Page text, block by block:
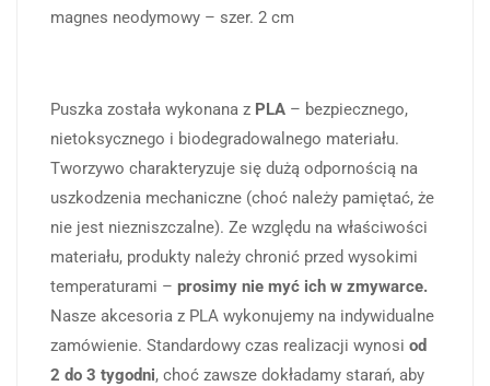
magnes neodymowy – szer. 2 cm
Puszka została wykonana z PLA – bezpiecznego,
nietoksycznego i biodegradowalnego materiału.
Tworzywo charakteryzuje się dużą odpornością na
uszkodzenia mechaniczne (choć należy pamiętać, że
nie jest niezniszczalne). Ze względu na właściwości
materiału, produkty należy chronić przed wysokimi
temperaturami – prosimy nie myć ich w zmywarce.
Nasze akcesoria z PLA wykonujemy na indywidualne
zamówienie. Standardowy czas realizacji wynosi od
2 do 3 tygodni, choć zawsze dokładamy starań, aby